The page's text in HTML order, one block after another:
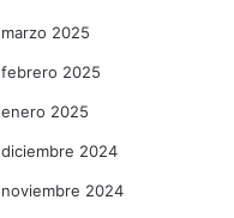
marzo 2025
febrero 2025
enero 2025
diciembre 2024
noviembre 2024